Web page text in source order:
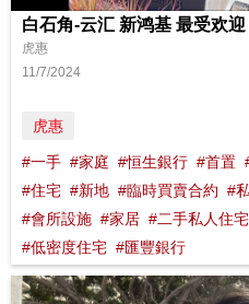
白石角-云汇 新鸿基 最受欢
虎惠
11/7/2024
虎惠
#一手 #家庭 #恒生銀行 #首置
#住宅 #新地 #臨時買賣合約 #
#會所設施 #家居 #二手私人住宅
#低密度住宅 #匯豐銀行